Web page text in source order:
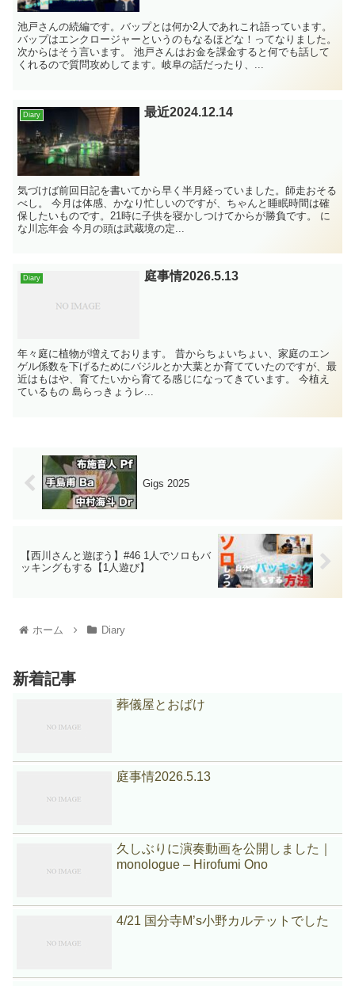
池戸さんの続編です。バップとは何か2人であれこれ語っています。
バップはエンクロージャーというのもなるほどな！ってなりました。
次からはそう言います。 池戸さんはお金を課金すると何でも話して
くれるので質問攻めしてます。岐阜の話だったり、...
Diary 最近2024.12.14
気づけば前回日記を書いてから早く半月経っていました。師走おそる
べし。 今月は体感、かなり忙しいのですが、ちゃんと睡眠時間は確
保したいものです。21時に子供を寝かしつけてからが勝負です。 に
な川忘年会 今月の頭は武蔵境の定...
Diary 庭事情2026.5.13
年々庭に植物が増えております。 昔からちょいちょい、家庭のエン
ゲル係数を下げるためにバジルとか大葉とか育てていたのですが、最
近はもはや、育てたいから育てる感じになってきています。 今植え
ているもの 島らっきょうレ...
Gigs 2025
【西川さんと遊ぼう】#46 1人でソロもバ
ッキングもする【1人遊び】
ホーム Diary
新着記事
葬儀屋とおばけ
庭事情2026.5.13
久しぶりに演奏動画を公開しました｜
monologue – Hirofumi Ono
4/21 国分寺M’s小野カルテットでした